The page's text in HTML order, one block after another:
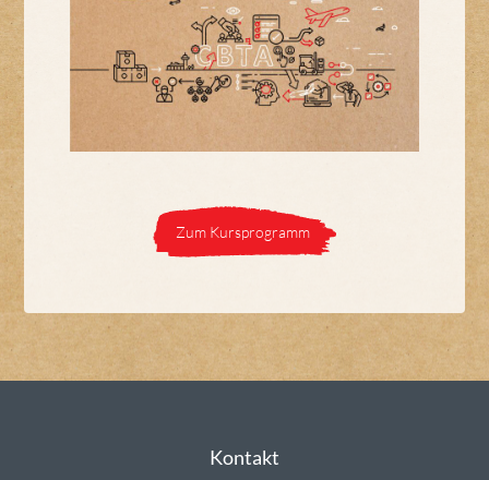
Zum Kursprogramm
Kontakt